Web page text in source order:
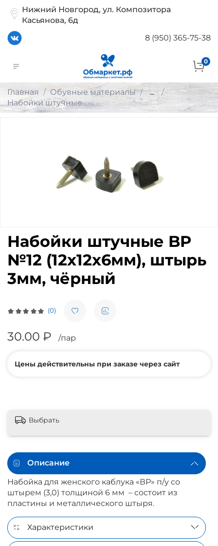
Нижний Новгород, ул. Композитора
Касьянова, 6д
8 (950) 365-75-38
0
Главная Обувные материалы
...
Набойки штучные
(0)
Набойки штучные BP
№12 (12х12х6мм), штырь
3мм, чёрный
30.00 ₽ /пар
Цены действительны при заказе через сайт
Выбрать
Описание
Набойка для женского каблука «ВР» п/у со
штырем (3,0) толщиной 6 мм – состоит из
пластины и металлического штыря.
Характеристики